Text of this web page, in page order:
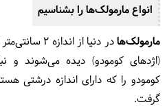
انواع مارمولک‌ها را بشناسیم
مارمولک‌‌ها
(اژدهای کومودو) دیده می‌شوند و
کومودو را که دارای اندازه درشتی
گرفت.